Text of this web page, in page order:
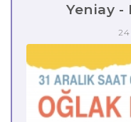
Yeniay
24